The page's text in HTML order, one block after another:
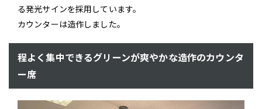
る発光サインを採用しています。
カウンターは造作しました。
程よく集中できるグリーンが爽やかな造作のカウンタ
ー席